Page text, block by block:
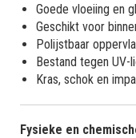
Goede vloeiing en
Geschikt voor
Polijstbaar
Bestand tegen UV-
Kras, schok en
Fysieke en